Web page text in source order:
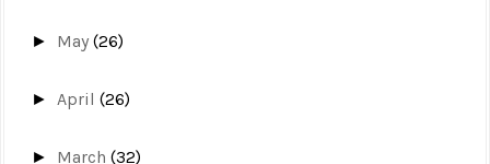
► May(26)
► April(26)
► March(32)